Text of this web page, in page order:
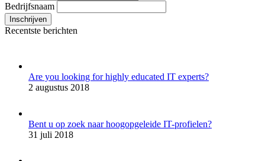
Bedrijfsnaam
Recentste berichten
Are you looking for highly educated IT experts?
2 augustus 2018
Bent u op zoek naar hoogopgeleide IT-profielen?
31 juli 2018